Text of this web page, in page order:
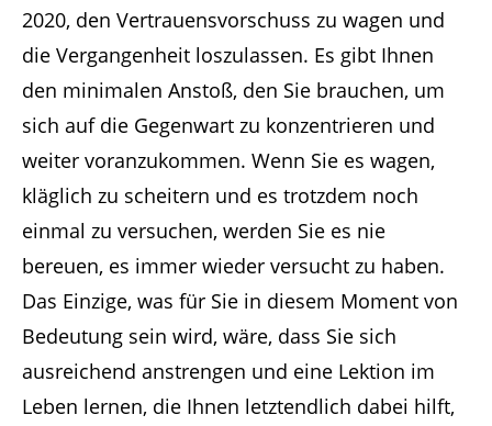
2020, den Vertrauensvorschuss zu wagen und
die Vergangenheit loszulassen. Es gibt Ihnen
den minimalen Anstoß, den Sie brauchen, um
sich auf die Gegenwart zu konzentrieren und
weiter voranzukommen. Wenn Sie es wagen,
kläglich zu scheitern und es trotzdem noch
einmal zu versuchen, werden Sie es nie
bereuen, es immer wieder versucht zu haben.
Das Einzige, was für Sie in diesem Moment von
Bedeutung sein wird, wäre, dass Sie sich
ausreichend anstrengen und eine Lektion im
Leben lernen, die Ihnen letztendlich dabei hilft,